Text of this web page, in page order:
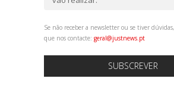
Se não receber a newsletter ou se tiver
que nos contacte: geral@justnews.pt
SUBSCREVER